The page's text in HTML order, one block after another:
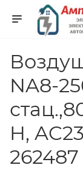
NA8-
H,
262487